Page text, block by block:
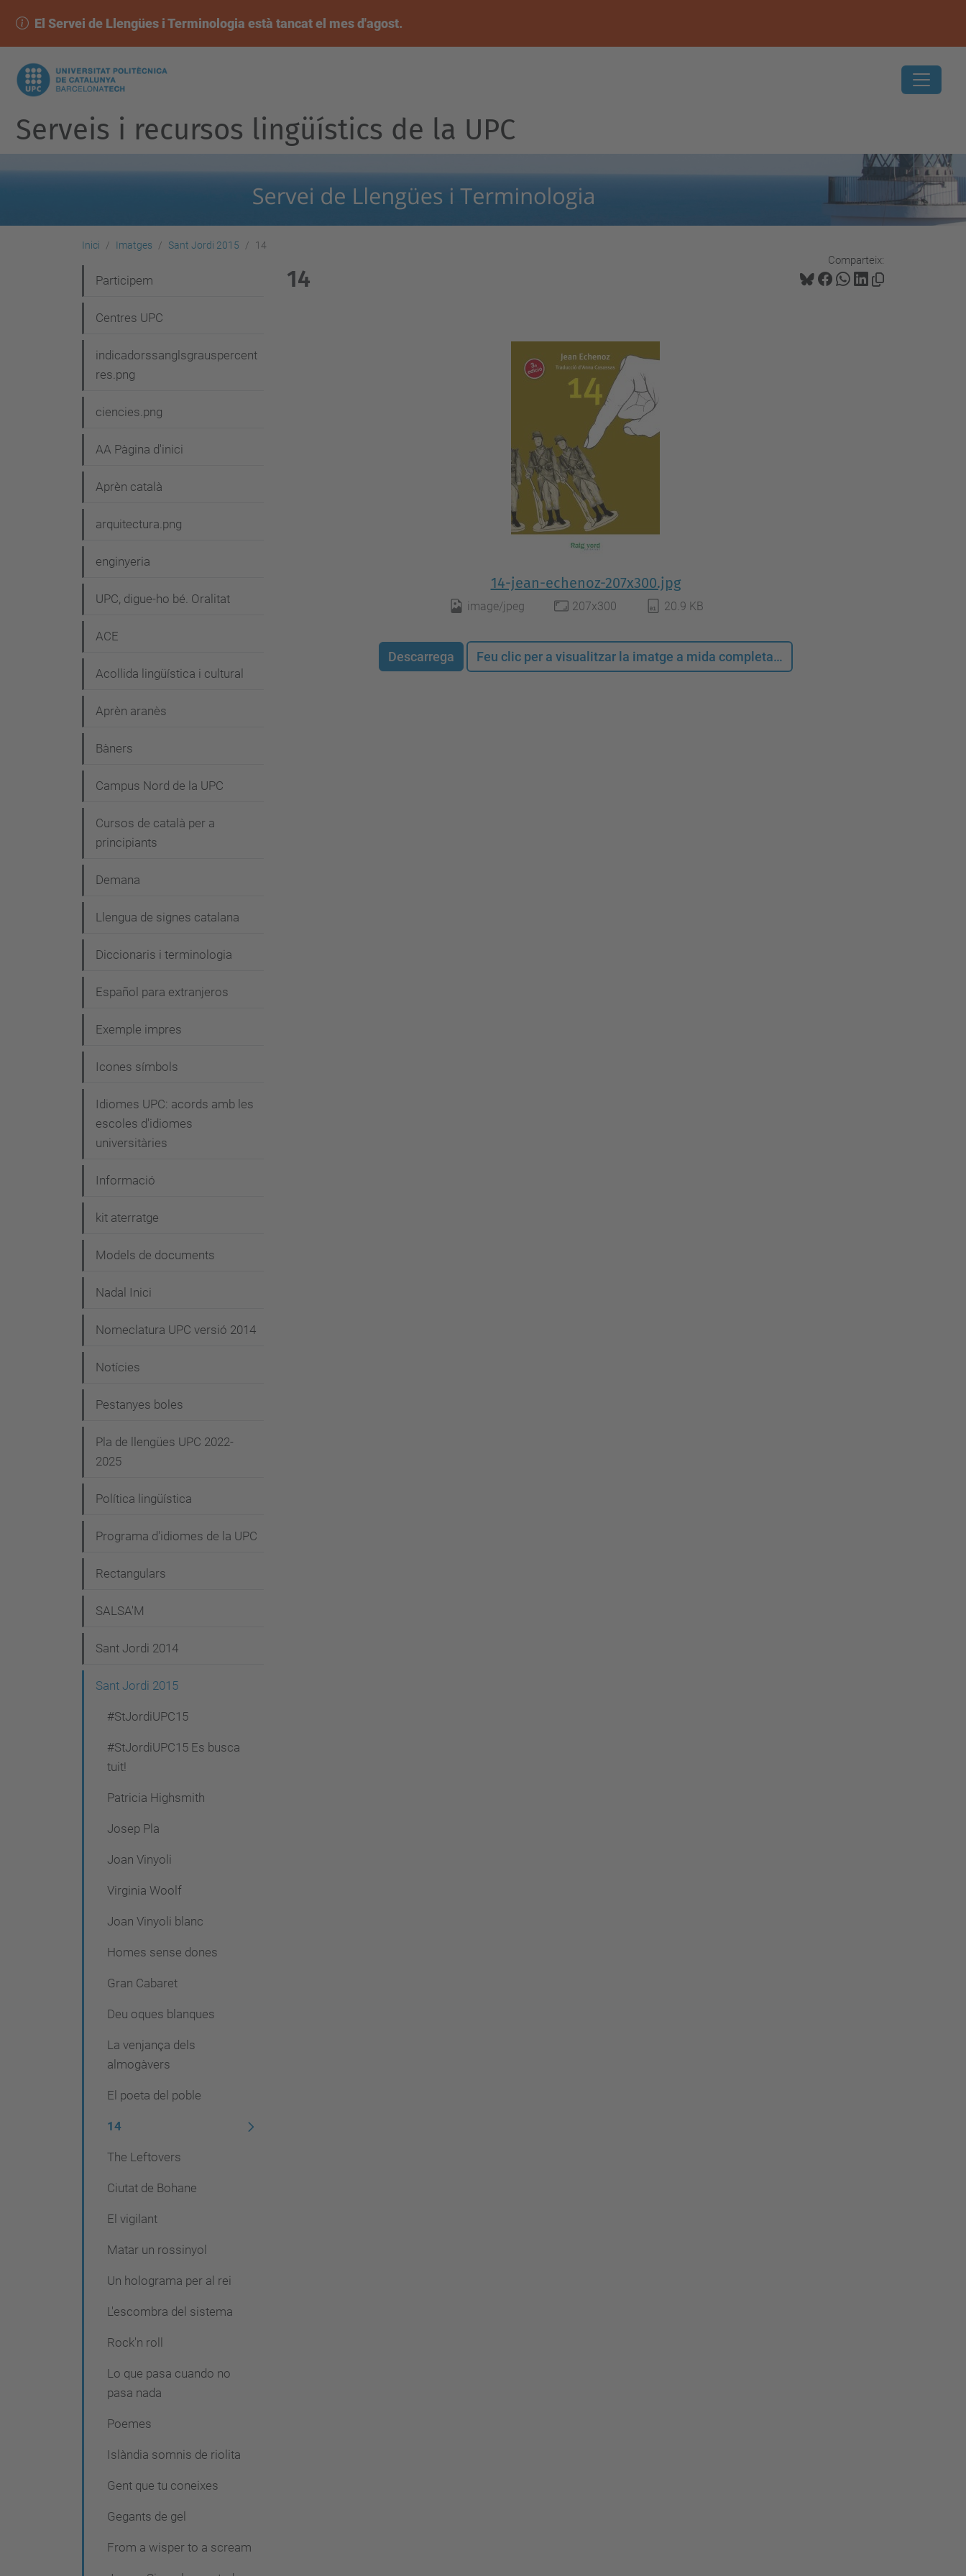
El Servei de Llengües i Terminologia està tancat el mes d'agost.
Serveis i recursos lingüístics de la UPC
Inici Imatges Sant Jordi 2015 14
Comparteix:
14
14-jean-echenoz-207x300.jpg
image/jpeg 207x300 20.9 KB
Descarrega Feu clic per a visualitzar la imatge a mida completa…
a
v
a
c
ó
Participem
Centres UPC
indicadorssanglsgrauspercent
res.png
ciencies.png
AA Pàgina d'inici
Aprèn català
arquitectura.png
enginyeria
UPC, digue-ho bé. Oralitat
ACE
Acollida lingüística i cultural
Aprèn aranès
Bàners
Campus Nord de la UPC
Cursos de català per a
principiants
Demana
Llengua de signes catalana
Diccionaris i terminologia
Español para extranjeros
Exemple impres
Icones símbols
Idiomes UPC: acords amb les
escoles d'idiomes
universitàries
Informació
kit aterratge
Models de documents
Nadal Inici
Nomeclatura UPC versió 2014
Notícies
Pestanyes boles
Pla de llengües UPC 2022-
2025
Política lingüística
Programa d'idiomes de la UPC
Rectangulars
SALSA'M
Sant Jordi 2014
Sant Jordi 2015
#StJordiUPC15
#StJordiUPC15 Es busca
tuit!
Patricia Highsmith
Josep Pla
Joan Vinyoli
Virginia Woolf
Joan Vinyoli blanc
Homes sense dones
Gran Cabaret
Deu oques blanques
La venjança dels
almogàvers
El poeta del poble
14
The Leftovers
Ciutat de Bohane
El vigilant
Matar un rossinyol
Un holograma per al rei
L'escombra del sistema
Rock'n roll
Lo que pasa cuando no
pasa nada
Poemes
Islàndia somnis de riolita
Gent que tu coneixes
Gegants de gel
From a wisper to a scream